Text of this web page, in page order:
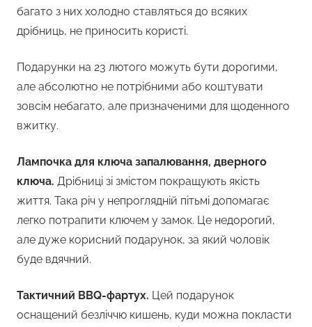
багато з них холодно ставляться до всяких
дрібниць, не приносить користі.
Подарунки на 23 лютого можуть бути дорогими,
але абсолютно не потрібними або коштувати
зовсім небагато, але призначеними для щоденного
вжитку.
Лампочка для ключа запалювання, дверного
ключа. Дрібниці зі змістом покращують якість
життя. Така річ у непроглядній пітьмі допомагає
легко потрапити ключем у замок. Це недорогий,
але дуже корисний подарунок, за який чоловік
буде вдячний.
Тактичний BBQ-фартух. Цей подарунок
оснащений безліччю кишень, куди можна покласти